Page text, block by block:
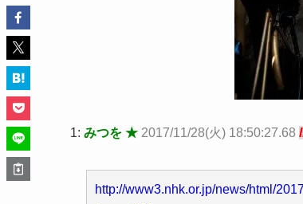
1: みつを ★ 2017/11/28(火) 18:50:27.68
http://www3.nhk.or.jp/news/html/